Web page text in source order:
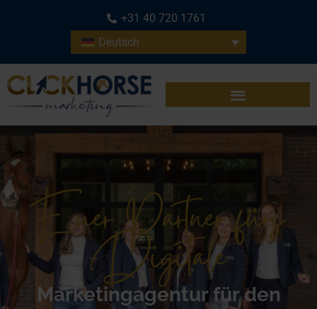
+31 40 720 1761
Deutsch
Euer Partner fürs
Digitale
Marketingagentur für den